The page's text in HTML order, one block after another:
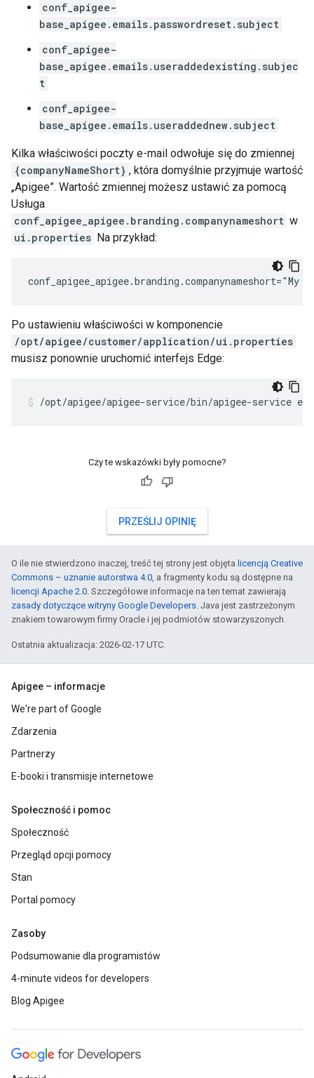
conf_apigee-
base_apigee.emails.passwordreset.subject
conf_apigee-
base_apigee.emails.useraddedexisting.subjec
t
conf_apigee-
base_apigee.emails.useraddednew.subject
Kilka właściwości poczty e-mail odwołuje się do zmiennej
{companyNameShort} , która domyślnie przyjmuje wartość
„Apigee”. Wartość zmiennej możesz ustawić za pomocą
Usługa
conf_apigee_apigee.branding.companynameshort w
ui.properties Na przykład:
conf_apigee_apigee.branding.companynameshort="My
Po ustawieniu właściwości w komponencie
/opt/apigee/customer/application/ui.properties
musisz ponownie uruchomić interfejs Edge:
/opt/apigee/apigee-service/bin/apigee-service
Czy te wskazówki były pomocne?
PRZEŚLIJ OPINIĘ
O ile nie stwierdzono inaczej, treść tej strony jest objęta licencją Creative
Commons – uznanie autorstwa 4.0, a fragmenty kodu są dostępne na
licencji Apache 2.0. Szczegółowe informacje na ten temat zawierają
zasady dotyczące witryny Google Developers. Java jest zastrzeżonym
znakiem towarowym firmy Oracle i jej podmiotów stowarzyszonych.
Ostatnia aktualizacja: 2026-02-17 UTC.
Apigee – informacje
We're part of Google
Zdarzenia
Partnerzy
E-booki i transmisje internetowe
Społeczność i pomoc
Społeczność
Przegląd opcji pomocy
Stan
Portal pomocy
Zasoby
Podsumowanie dla programistów
4-minute videos for developers
Blog Apigee